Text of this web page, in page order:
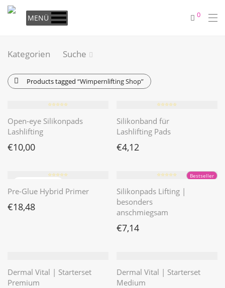
MENÜ 0
Kategorien Suche
Products tagged “Wimpernlifting Shop”
⭐️⭐️⭐️⭐️⭐️
Open-eye Silikonpads
Lashlifting
€10,00
⭐️⭐️⭐️⭐️⭐️
Silikonband für
Lashlifting Pads
€4,12
⭐️⭐️⭐️⭐️⭐️
Pre-Glue Hybrid Primer
€18,48
Bestseller
⭐️⭐️⭐️⭐️⭐️
Silikonpads Lifting |
besonders
anschmiegsam
€7,14
Dermal Vital | Starterset
Premium
Dermal Vital | Starterset
Medium